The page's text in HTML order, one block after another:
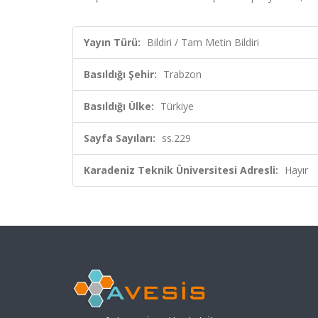
Yayın Türü: Bildiri / Tam Metin Bildiri
Basıldığı Şehir: Trabzon
Basıldığı Ülke: Türkiye
Sayfa Sayıları: ss.229
Karadeniz Teknik Üniversitesi Adresli: Hayır